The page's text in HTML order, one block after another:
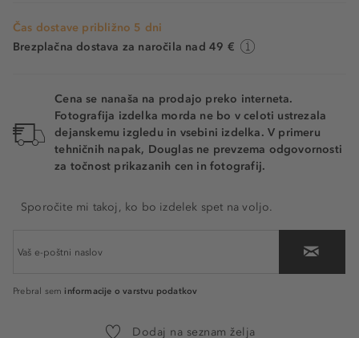
Čas dostave približno 5 dni
Brezplačna dostava za naročila nad 49 €
Cena se nanaša na prodajo preko interneta.
Fotografija izdelka morda ne bo v celoti ustrezala
dejanskemu izgledu in vsebini izdelka. V primeru
tehničnih napak, Douglas ne prevzema odgovornosti
za točnost prikazanih cen in fotografij.
Sporočite mi takoj, ko bo izdelek spet na voljo.
Prebral sem informacije o varstvu podatkov
Dodaj na seznam želja